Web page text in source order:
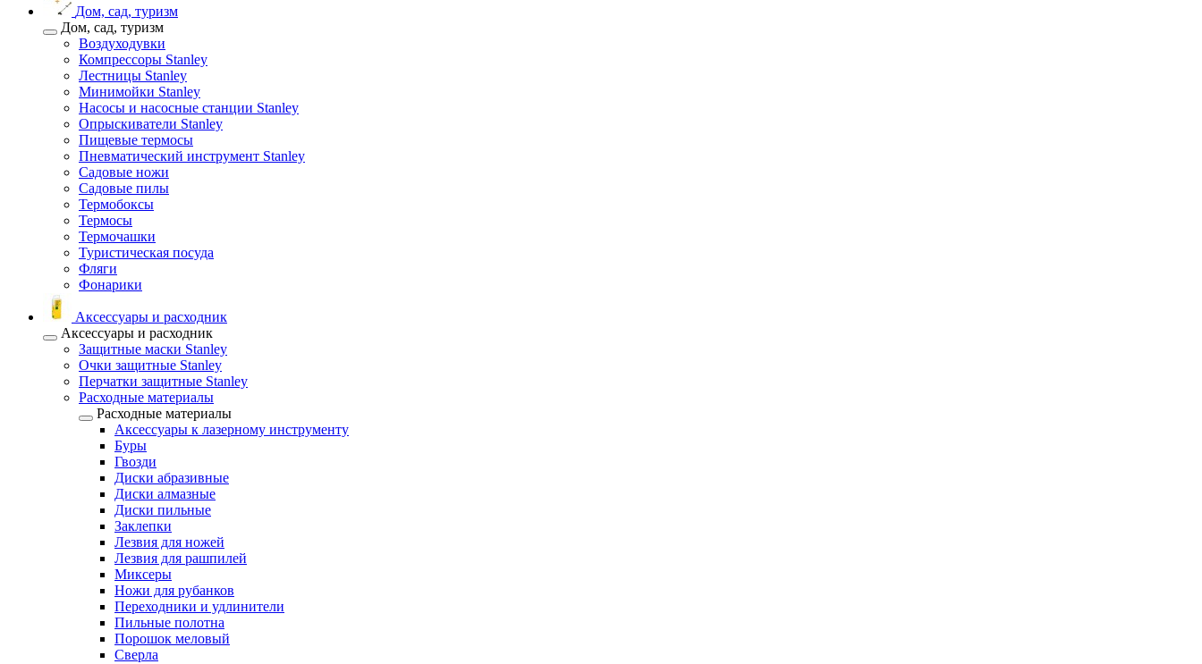
Дом, сад, туризм
Дом, сад, туризм
Воздуходувки
Компрессоры Stanley
Лестницы Stanley
Минимойки Stanley
Насосы и насосные станции Stanley
Опрыскиватели Stanley
Пищевые термосы
Пневматический инструмент Stanley
Садовые ножи
Садовые пилы
Термобоксы
Термосы
Термочашки
Туристическая посуда
Фляги
Фонарики
Аксессуары и расходник
Аксессуары и расходник
Защитные маски Stanley
Очки защитные Stanley
Перчатки защитные Stanley
Расходные материалы
Расходные материалы
Аксессуары к лазерному инструменту
Буры
Гвозди
Диски абразивные
Диски алмазные
Диски пильные
Заклепки
Лезвия для ножей
Лезвия для рашпилей
Миксеры
Ножи для рубанков
Переходники и удлинители
Пильные полотна
Порошок меловый
Сверла